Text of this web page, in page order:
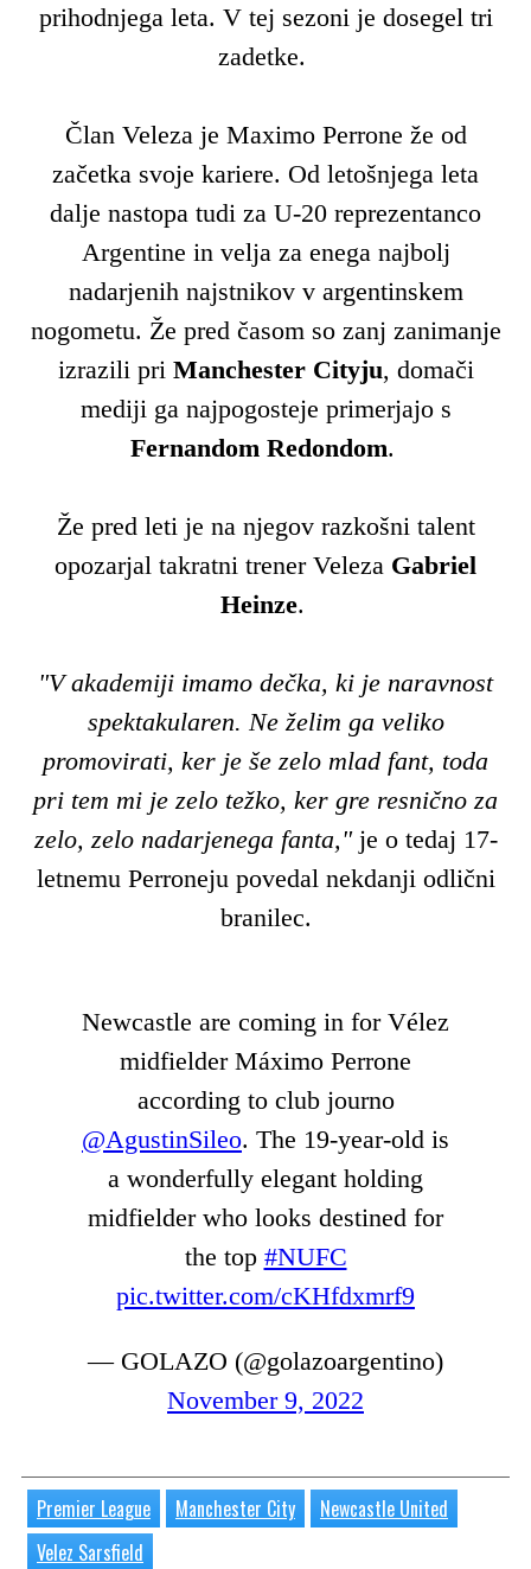
prihodnjega leta. V tej sezoni je dosegel tri
zadetke.
Član Veleza je Maximo Perrone že od
začetka svoje kariere. Od letošnjega leta
dalje nastopa tudi za U-20 reprezentanco
Argentine in velja za enega najbolj
nadarjenih najstnikov v argentinskem
nogometu. Že pred časom so zanj zanimanje
izrazili pri Manchester Cityju, domači
mediji ga najpogosteje primerjajo s
Fernandom Redondom.
Že pred leti je na njegov razkošni talent
opozarjal takratni trener Veleza Gabriel
Heinze.
"V akademiji imamo dečka, ki je naravnost
spektakularen. Ne želim ga veliko
promovirati, ker je še zelo mlad fant, toda
pri tem mi je zelo težko, ker gre resnično za
zelo, zelo nadarjenega fanta,"je o tedaj 17-
letnemu Perroneju povedal nekdanji odlični
branilec.
Newcastle are coming in for Vélez
midfielder Máximo Perrone
according to club journo
@AgustinSileo. The 19-year-old is
a wonderfully elegant holding
midfielder who looks destined for
the top #NUFC
pic.twitter.com/cKHfdxmrf9
— GOLAZO (@golazoargentino)
November 9, 2022
Premier League Manchester City
Newcastle United
Velez Sarsfield